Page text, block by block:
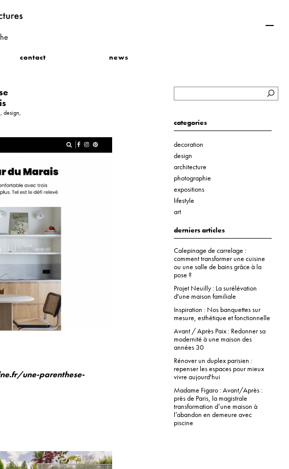
contact news
design,
une-parenthese-
categories
decoration
design
architecture
photographie
expositions
lifestyle
art
derniers articles
Calepinage de carrelage :
comment transformer une cuisine
ou une salle de bains grâce à la
pose ?
Projet Neuilly : La surélévation
d'une maison familiale
Inspiration : Nos banquettes sur
mesure, esthétique et fonctionnelle
Avant / Après Paix : Redonner sa
modernité à une maison des
années 30
Rénover un duplex parisien :
repenser les espaces pour mieux
vivre aujourd'hui
Madame Figaro : Avant/Après :
près de Paris, la magistrale
transformation d’une maison à
l’abandon en demeure avec
piscine